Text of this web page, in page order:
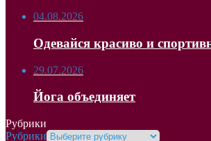
04.08.2026
Одевайся красиво и
29.07.2026
Йога объединяет
Рубрики
Рубрики